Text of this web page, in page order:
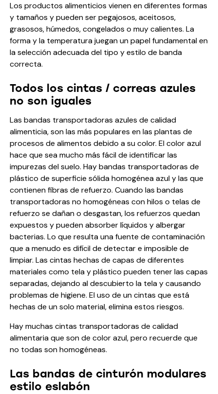
Los productos alimenticios vienen en diferentes formas
y tamaños y pueden ser pegajosos, aceitosos,
grasosos, húmedos, congelados o muy calientes. La
forma y la temperatura juegan un papel fundamental en
la selección adecuada del tipo y estilo de banda
correcta.
Todos los cintas / correas azules
no son iguales
Las bandas transportadoras azules de calidad
alimenticia, son las más populares en las plantas de
procesos de alimentos debido a su color. El color azul
hace que sea mucho más fácil de identificar las
impurezas del suelo. Hay bandas transportadoras de
plástico de superficie sólida homogénea azul y las que
contienen fibras de refuerzo. Cuando las bandas
transportadoras no homogéneas con hilos o telas de
refuerzo se dañan o desgastan, los refuerzos quedan
expuestos y pueden absorber líquidos y albergar
bacterias. Lo que resulta una fuente de contaminación
que a menudo es difícil de detectar e imposible de
limpiar. Las cintas hechas de capas de diferentes
materiales como tela y plástico pueden tener las capas
separadas, dejando al descubierto la tela y causando
problemas de higiene. El uso de un cintas que está
hechas de un solo material, elimina estos riesgos.
Hay muchas cintas transportadoras de calidad
alimentaria que son de color azul, pero recuerde que
no todas son homogéneas.
Las bandas de cinturón modulares
estilo eslabón